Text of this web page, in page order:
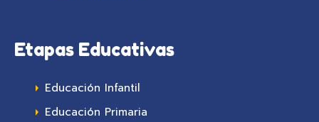
Etapas Educativas
Educación Infantil
Educación Primaria